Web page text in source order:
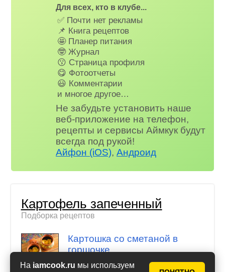
На iamcook.ru мы используем
Для всех, кто в клубе...
✅ Почти нет рекламы
📌 Книга рецептов
🤩 Планер питания
🤓 Журнал
😗 Страница профиля
😋 Фотоотчеты
😃 Комментарии
и многое другое…
Не забудьте установить наше
веб-приложение на телефон,
рецепты и сервисы Аймкук будут
всегда под рукой!
Айфон (iOS),Андроид
Картофель запеченный
Подборка рецептов
Картошка со сметаной в
горшочке